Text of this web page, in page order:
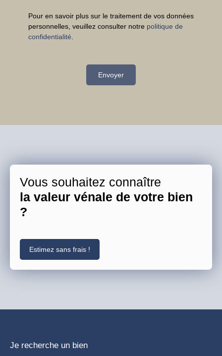
Pour en savoir plus sur le traitement de vos données
personnelles, veuillez consulter notre politique de
confidentialité
Envoyer
Vous souhaitez connaître
la valeur vénale de votre bien
?
Estimez sans frais !
Je recherche un bien